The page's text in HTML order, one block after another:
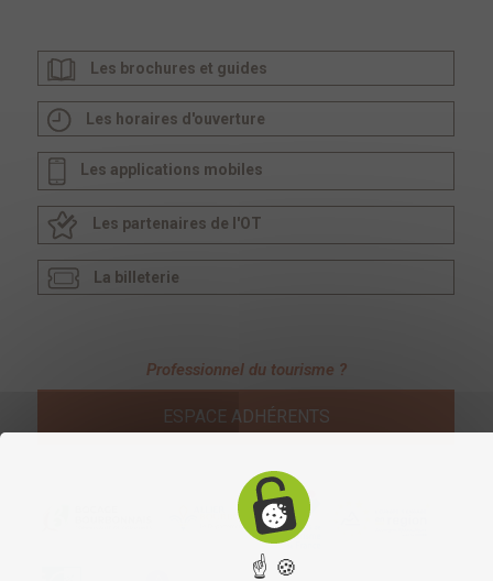
Les brochures et guides
Les horaires d'ouverture
Les applications mobiles
Les partenaires de l'OT
La billeterie
Professionnel du tourisme ?
ESPACE ADHÉRENTS
☝ 🍪